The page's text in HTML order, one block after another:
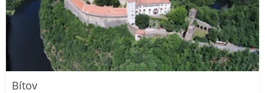
Bítov